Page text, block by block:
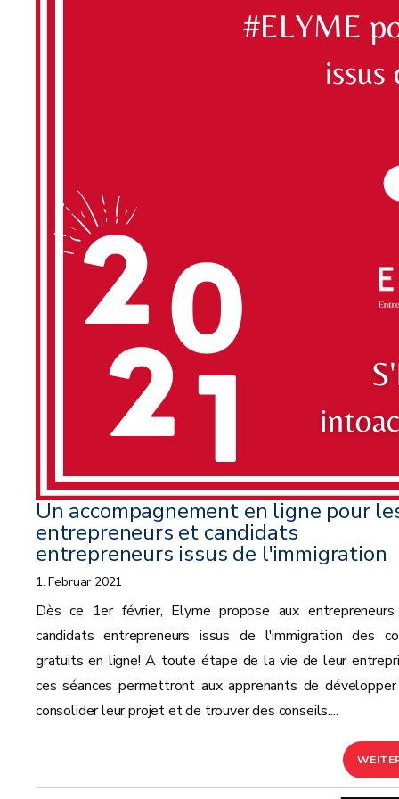
Un accompagnement en ligne pour
entrepreneurs et candidats
entrepreneurs issus de l'immigration
1. Februar 2021
Dès ce 1er février, Elyme propose aux
candidats entrepreneurs issus de l'immigration des
gratuits en ligne! A toute étape de la vie de leur
ces séances permettront aux apprenants de
consolider leur projet et de trouver des conseils....